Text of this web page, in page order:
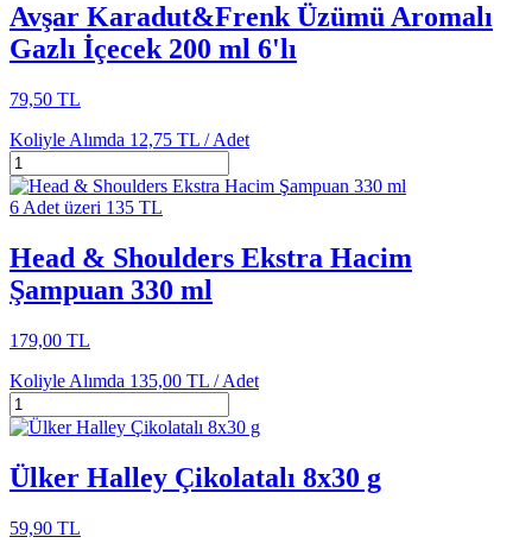
Avşar Karadut&Frenk Üzümü Aromalı
Gazlı İçecek 200 ml 6'lı
79,50 TL
Koliyle Alımda 12,75 TL /Adet
6 Adet üzeri 135 TL
Head & Shoulders Ekstra Hacim
Şampuan 330 ml
179,00 TL
Koliyle Alımda 135,00 TL /Adet
Ülker Halley Çikolatalı 8x30 g
59,90 TL